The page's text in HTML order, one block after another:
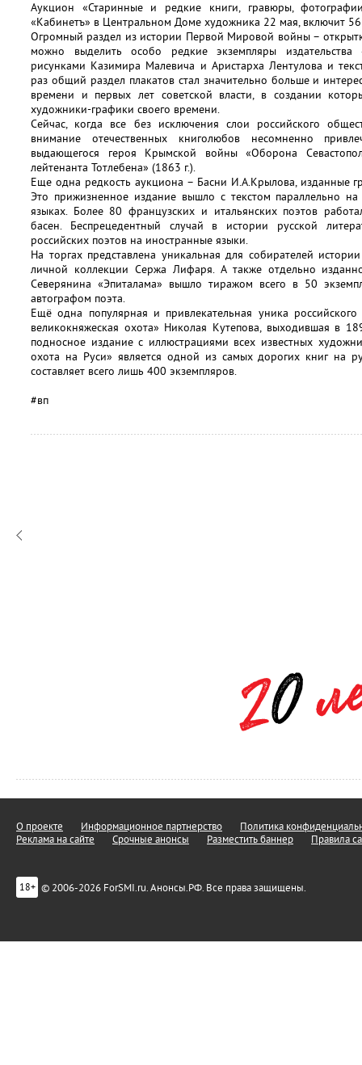
Аукцион «Старинные и редкие книги, гравюры,
«Кабинетъ» в Центральном Доме художника 22 мая, включит
Огромный раздел из истории Первой Мировой войны –
можно выделить особо редкие экземпляры издательства
рисунками Казимира Малевича и Аристарха Лентулова и
раз общий раздел плакатов стал значительно больше и
времени и первых лет советской власти, в создании
художники-графики своего времени.
Сейчас, когда все без исключения слои российского
внимание отечественных книголюбов несомненно
выдающегося героя Крымской войны «Оборона
лейтенанта Тотлебена» (1863 г.).
Еще одна редкость аукциона – Басни И.А.Крылова, изданные
Это прижизненное издание вышло с текстом параллельно
языках. Более 80 французских и итальянских поэтов
басен. Беспрецедентный случай в истории русской
российских поэтов на иностранные языки.
На торгах представлена уникальная для собирателей
личной коллекции Сержа Лифаря. А также отдельно
Северянина «Эпиталама» вышло тиражом всего в 50
автографом поэта.
Ещё одна популярная и привлекательная уника российского
великокняжеская охота» Николая Кутепова, выходившая в
подносное издание с иллюстрациями всех известных
охота на Руси» является одной из самых дорогих книг на
составляет всего лишь 400 экземпляров.
#вп
О проекте Информационное партнерство
Политика
Реклама на сайте
Срочные анонсы Разместить баннер Правила
18+ © 2006-2026 ForSMI.ru. Анонсы.РФ. Все права защищены.